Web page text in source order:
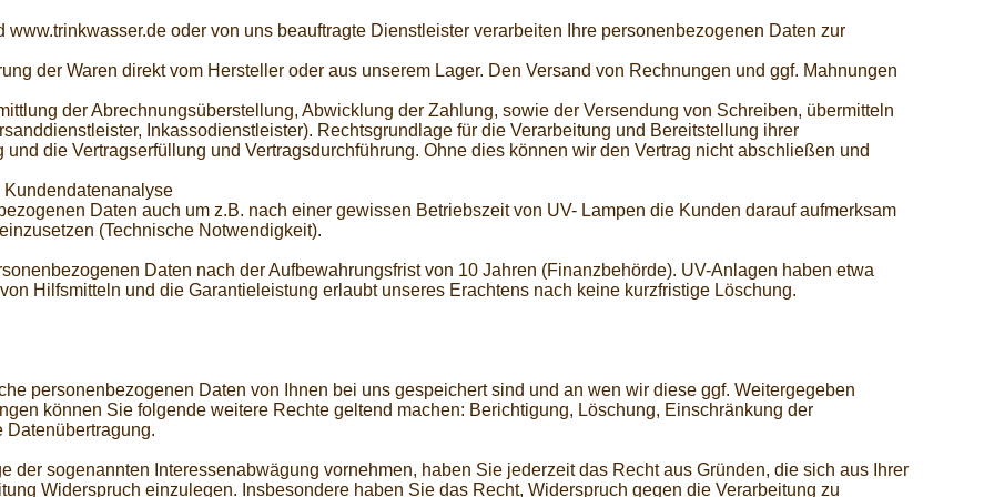
oder von uns beauftragte Dienstleister verarbeiten Ihre personenbezogenen Daten zur
der Waren direkt vom Hersteller oder aus unserem Lager. Den Versand von Rechnungen und ggf. Mahnungen
der Abrechnungsüberstellung, Abwicklung der Zahlung, sowie der Versendung von Schreiben, übermitteln
Inkassodienstleister). Rechtsgrundlage für die Verarbeitung und Bereitstellung ihrer
die Vertragserfüllung und Vertragsdurchführung. Ohne dies können wir den Vertrag nicht abschließen und
Daten auch um z.B. nach einer gewissen Betriebszeit von UV- Lampen die Kunden darauf aufmerksam
(Technische Notwendigkeit).
Daten nach der Aufbewahrungsfrist von 10 Jahren (Finanzbehörde). UV-Anlagen haben etwa
Hilfsmitteln und die Garantieleistung erlaubt unseres Erachtens nach keine kurzfristige Löschung.
personenbezogenen Daten von Ihnen bei uns gespeichert sind und an wen wir diese ggf. Weitergegeben
können Sie folgende weitere Rechte geltend machen: Berichtigung, Löschung, Einschränkung der
Datenübertragung.
der sogenannten Interessenabwägung vornehmen, haben Sie jederzeit das Recht aus Gründen, die sich aus Ihrer
Widerspruch einzulegen. Insbesondere haben Sie das Recht, Widerspruch gegen die Verarbeitung zu